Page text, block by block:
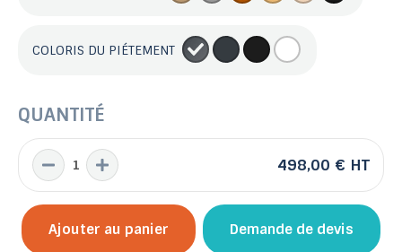
COLORIS DU PIÉTEMENT
QUANTITÉ
498,00 € HT
Ajouter au panier Demande de devis